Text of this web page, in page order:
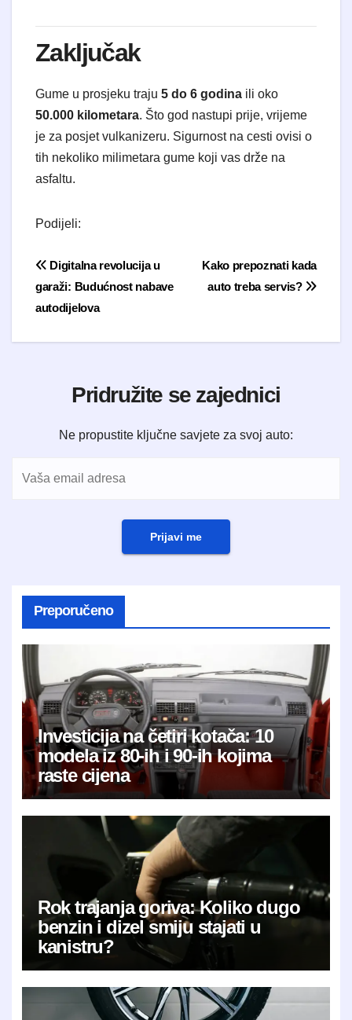
Zaključak
Gume u prosjeku traju 5 do 6 godina ili oko
50.000 kilometara. Što god nastupi prije, vrijeme
je za posjet vulkanizeru. Sigurnost na cesti ovisi o
tih nekoliko milimetara gume koji vas drže na
asfaltu.
Podijeli:
Navigacija objavaKako prepoznati kada
auto treba servis?
Digitalna revolucija u
garaži: Budućnost nabave
autodijelova
Pridružite se zajednici
Ne propustite ključne savjete za svoj auto:
Prijavi me
Preporučeno
Investicija na četiri kotača: 10
modela iz 80-ih i 90-ih kojima
raste cijena
Rok trajanja goriva: Koliko dugo
benzin i dizel smiju stajati u
kanistru?